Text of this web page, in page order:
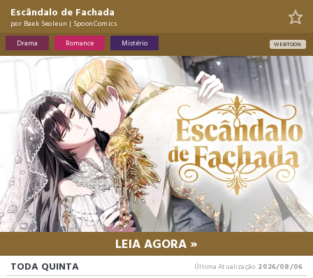
Escândalo de Fachada
por Baek Seoleun | SpoonComics
Drama
Romance Mistério WEBTOON
LEIA AGORA »
TODA QUINTA Última Atualização:2026/08/06